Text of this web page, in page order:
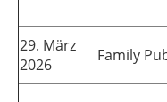
29. März
2026
Family